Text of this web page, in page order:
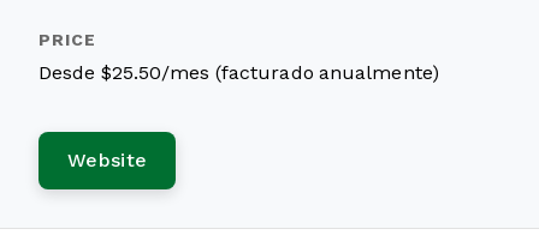
Desde $25.50/mes (facturado anualmente)
Website